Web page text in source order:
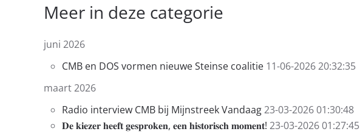
Meer in deze categorie
juni 2026
CMB en DOS vormen nieuwe Steinse coalitie 11-06-2026 20:32:35
maart 2026
Radio interview CMB bij Mijnstreek Vandaag23-03-2026 01:30:48
𝐃𝐞 𝐤𝐢𝐞𝐳𝐞𝐫 𝐡𝐞𝐞𝐟𝐭 𝐠𝐞𝐬𝐩𝐫𝐨𝐤𝐞𝐧, 𝐞𝐞𝐧 𝐡𝐢𝐬𝐭𝐨𝐫𝐢𝐬𝐜𝐡 𝐦𝐨𝐦𝐞𝐧𝐭! 23-03-2026 01:27:45